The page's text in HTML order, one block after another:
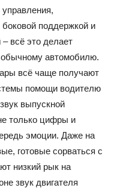
поддержкой и
всё это делает
автомобилю.
всё чаще получают
помощи водителю
выпускной
только цифры и
эмоции. Даже на
готовые сорваться с
низкий рык на
звук двигателя